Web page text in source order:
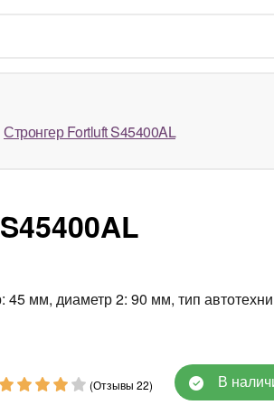
Стронгер Fortluft S45400AL
мм, диаметр 2: 90 мм, тип
(Отзывы 22) В